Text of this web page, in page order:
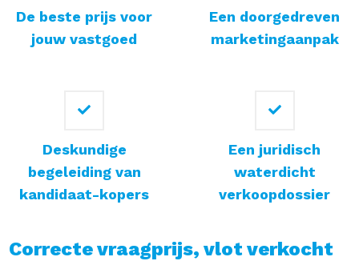
De beste prijs voor
jouw vastgoed
Een doorgedreven
marketingaanpak
Deskundige
begeleiding van
kandidaat-kopers
Een juridisch
waterdicht
verkoopdossier
Correcte vraagprijs, vlot verkocht